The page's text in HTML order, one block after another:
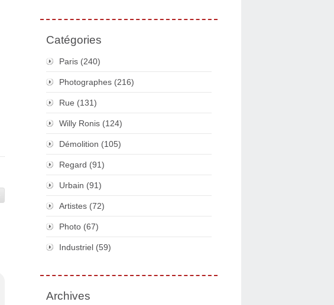
Catégories
Paris (240)
Photographes (216)
Rue (131)
Willy Ronis (124)
Démolition (105)
Regard (91)
Urbain (91)
Artistes (72)
Photo (67)
Industriel (59)
Archives